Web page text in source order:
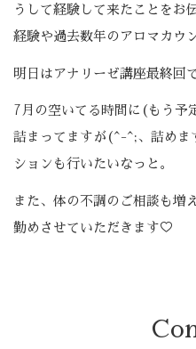
うして経験して来たことをお
経験や過去数年のアロマカウ
明日はアナリーゼ講座最終回
7月の空いてる時間に(もう予
詰まってますが(^-^;、詰めま
ションも行いたいなっと。
また、体の不調のご相談も増
勤めさせていただきます♡